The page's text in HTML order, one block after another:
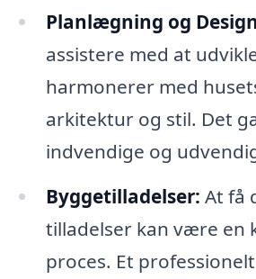
Planlægning og
assistere med at
harmonerer med
arkitektur og stil. Det
indvendige og
Byggetilladelser: At få
tilladelser kan være en
proces. Et